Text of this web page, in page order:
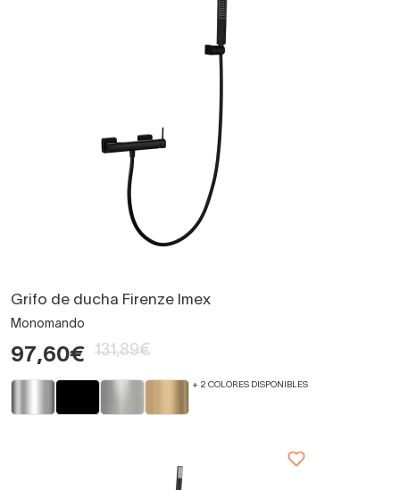
Grifo de ducha Firenze Imex
Monomando
97,60€ 131,89€
+ 2 COLORES DISPONIBLES